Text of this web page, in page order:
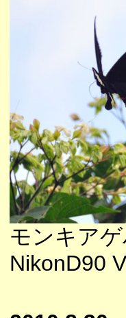
モンキア
NikonD90